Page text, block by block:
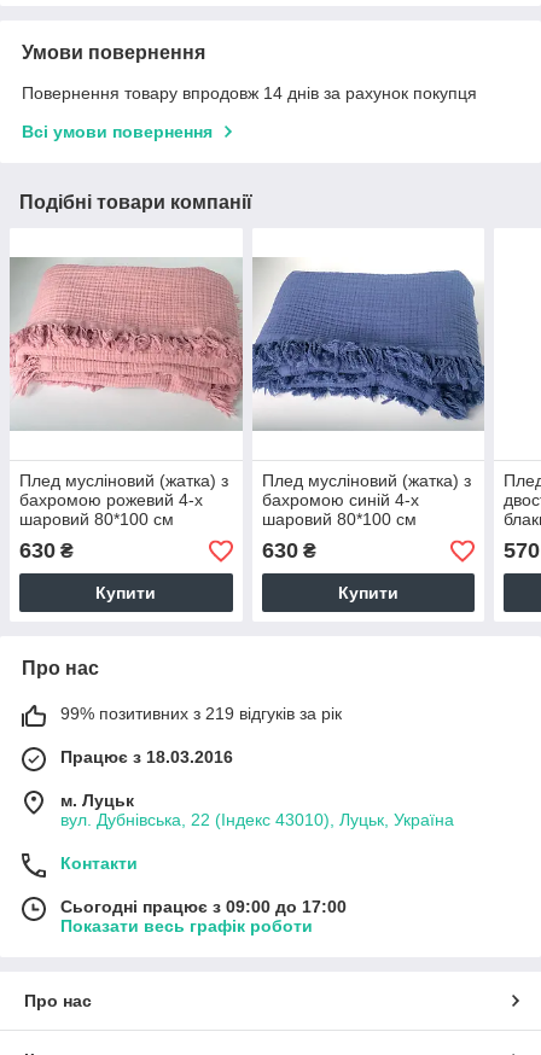
Умови повернення
Повернення товару впродовж 14 днів за рахунок покупця
Всі умови повернення
Подібні товари компанії
Плед мусліновий (жатка) з
бахромою рожевий 4-x
шаровий 80*100 см
630 ₴
Купити
Плед мусліновий (жатка) з
бахромою синій 4-x
шаровий 80*100 см
630₴
Купити
570
Про нас
99% позитивних з 219 відгуків за рік
Працює з 18.03.2016
м. Луцьк
вул. Дубнівська, 22 (Індекс 43010), Луцьк, Україна
Контакти
Сьогодні працює з 09:00 до 17:00
Показати весь графік роботи
Про нас